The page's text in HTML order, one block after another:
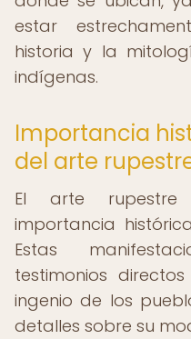
estar
historia y la
indígenas.
Importancia
del arte
El arte
importancia
Estas
testimonios
ingenio de los
detalles sobre su